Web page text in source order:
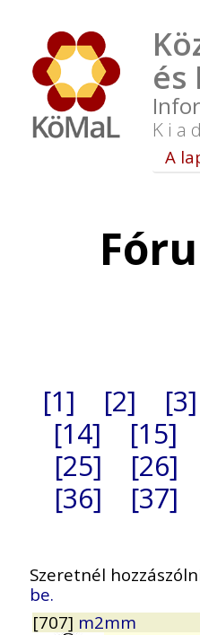
és
A
[1] [2] [3]
[14]
[15]
[25]
[26]
[36]
[37]
Szeretnél
be.
[707] m2mm